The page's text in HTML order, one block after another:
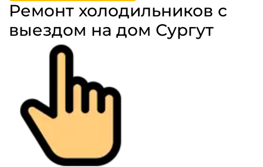
Ремонт холодильников с
выездом на дом Сургут